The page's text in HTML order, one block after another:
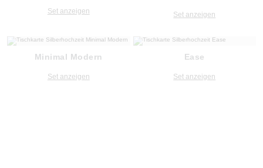
Set anzeigen Set anzeigen
Minimal Modern
Set anzeigen
Ease
Set anzeigen